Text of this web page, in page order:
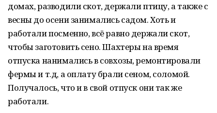
домах, разводили скот, держали птицу, а также с
весны до осени занимались садом. Хоть и
работали посменно, всё равно держали скот,
чтобы заготовить сено. Шахтеры на время
отпуска нанимались в совхозы, ремонтировали
фермы и т.д, а оплату брали сеном, соломой.
Получалось, что и в свой отпуск они так же
работали.